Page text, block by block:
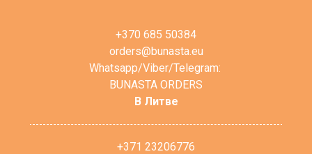
+370 685 50384
orders@bunasta.eu
Whatsapp/Viber/Telegram:
BUNASTA ORDERS
В Литве
+371 23206776